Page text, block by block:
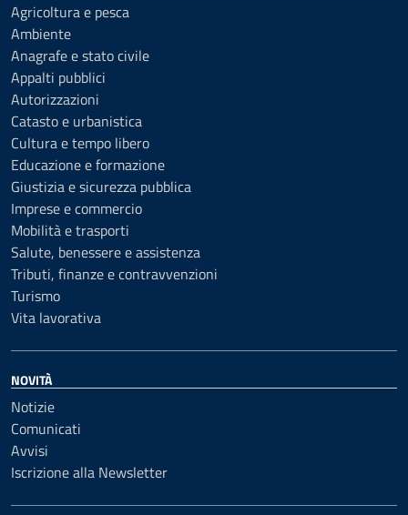
Agricoltura e pesca
Ambiente
Anagrafe e stato civile
Appalti pubblici
Autorizzazioni
Catasto e urbanistica
Cultura e tempo libero
Educazione e formazione
Giustizia e sicurezza pubblica
Imprese e commercio
Mobilità e trasporti
Salute, benessere e assistenza
Tributi, finanze e contravvenzioni
Turismo
Vita lavorativa
NOVITÀ
Notizie
Comunicati
Avvisi
Iscrizione alla Newsletter